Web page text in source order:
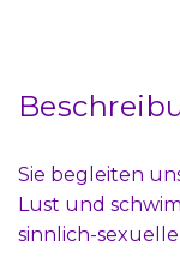
Sie begleiten
Lust und
sinnlich-